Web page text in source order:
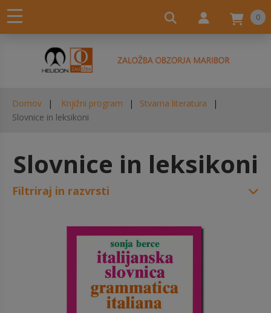
0
Domov Knjižni program
Stvarna literatura
Slovnice in leksikoni
Slovnice in leksikoni
Filtriraj in razvrsti